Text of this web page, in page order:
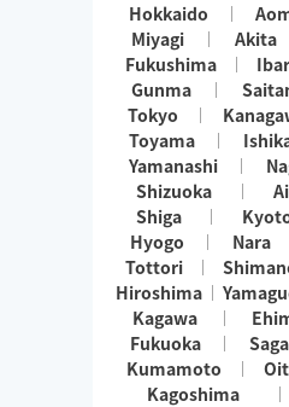
Hokkaido
Miyagi
Akita
Fukushima
Gunma
Tokyo
Toyama
Yamanashi
Shizuoka
Shiga
Hyogo
Nara
Tottori
Hiroshima
Kagawa
Fukuoka
Saga
Kumamoto
Kagoshima